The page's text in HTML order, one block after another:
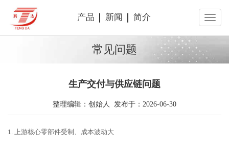
产品 新闻 简介
常见问题
生产交付与供应链问题
整理编辑：创始人 发布于：2026-06-30
1. 上游核心零部件受制、成本波动大